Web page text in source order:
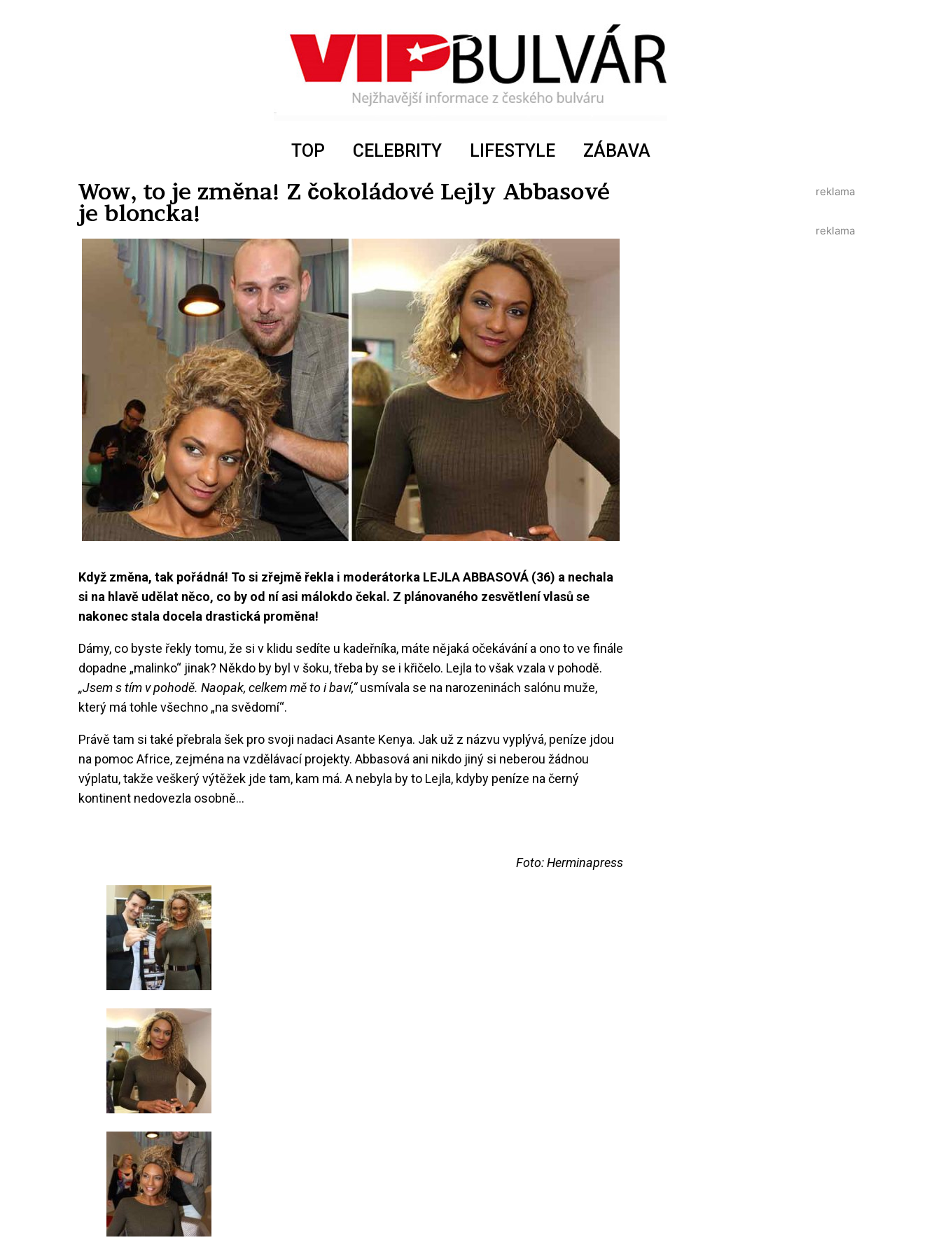
TOP CELEBRITY LIFESTYLE ZÁBAVA
Wow, to je změna! Z čokoládové Lejly Abbasové
je bloncka!
Když změna, tak pořádná! To si zřejmě řekla i moderátorka LEJLA ABBASOVÁ (36) a nechala
si na hlavě udělat něco, co by od ní asi málokdo čekal. Z plánovaného zesvětlení vlasů se
nakonec stala docela drastická proměna!
Dámy, co byste řekly tomu, že si v klidu sedíte u kadeřníka, máte nějaká očekávání a ono to ve finále
dopadne „malinko“ jinak? Někdo by byl v šoku, třeba by se i křičelo. Lejla to však vzala v pohodě.
„Jsem s tím v pohodě. Naopak, celkem mě to i baví,“usmívala se na narozeninách salónu muže,
který má tohle všechno „na svědomí“.
Právě tam si také přebrala šek pro svoji nadaci Asante Kenya. Jak už z názvu vyplývá, peníze jdou
na pomoc Africe, zejména na vzdělávací projekty. Abbasová ani nikdo jiný si neberou žádnou
výplatu, takže veškerý výtěžek jde tam, kam má. A nebyla by to Lejla, kdyby peníze na černý
kontinent nedovezla osobně…
Foto: Herminapress
reklama
reklama